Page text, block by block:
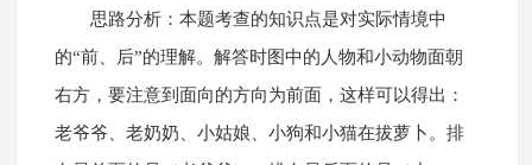
思路分析：本题考查的知识点是对实际情境中
的“前、后”的理解。解答时图中的人物和小动物面朝
右方，要注意到面向的方向为前面，这样可以得出：
老爷爷、老奶奶、小姑娘、小狗和小猫在拔萝卜。排